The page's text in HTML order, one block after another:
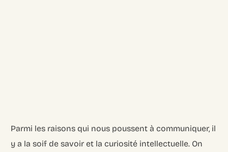
Parmi les raisons qui nous poussent à communiquer, il
y a la soif de savoir et la curiosité intellectuelle. On